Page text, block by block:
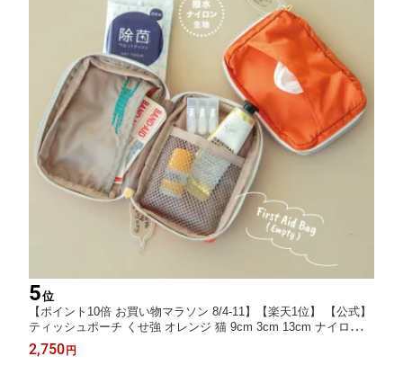
5位
【ポイント10倍 お買い物マラソン 8/4-11】【楽天1位】 【公式】
ティッシュポーチ くせ強 オレンジ 猫 9cm 3cm 13cm ナイロン
撥水 ファスナー CDF etendue CDFエタンデュ ビスク
2,750円